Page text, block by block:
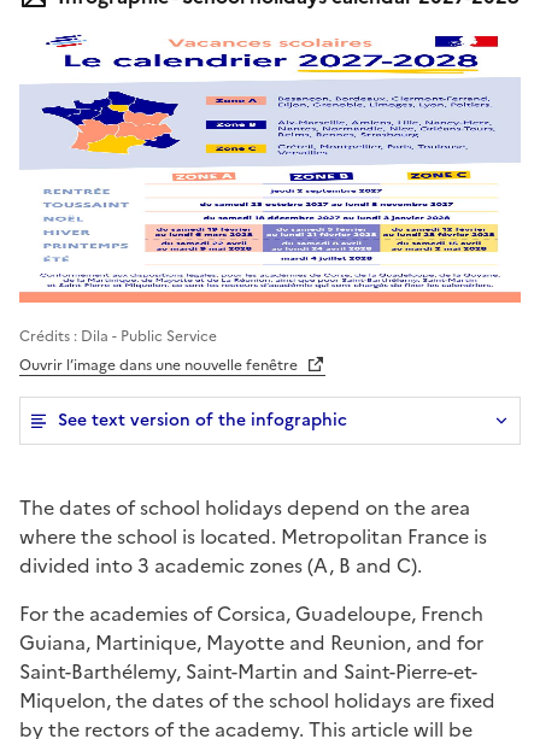
Illustration
Crédits : Dila - Public Service
Ouvrir l’image dans une nouvelle fenêtre
See text version of the infographic
The dates of school holidays depend on the area
where the school is located. Metropolitan France is
divided into 3 academic zones (A, B and C).
For the academies of Corsica, Guadeloupe, French
Guiana, Martinique, Mayotte and Reunion, and for
Saint-Barthélemy, Saint-Martin and Saint-Pierre-et-
Miquelon, the dates of the school holidays are fixed
by the rectors of the academy. This article will be